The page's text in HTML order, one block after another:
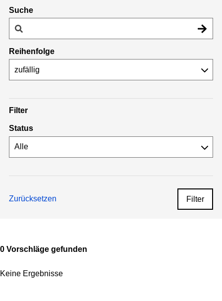
Suche
Reihenfolge
Filter
Status
Zurücksetzen Filter
0 Vorschläge gefunden
Keine Ergebnisse